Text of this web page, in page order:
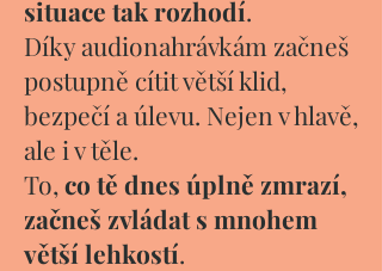
situace tak rozhodí.
Díky audionahrávkám začneš
postupně cítit větší klid,
bezpečí a úlevu. Nejen v hlavě,
ale i v těle.
To, co tě dnes úplně zmrazí,
začneš zvládat s mnohem
větší lehkostí.